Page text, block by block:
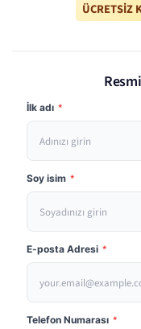
İlk adı *
Soy isim *
E-posta Adresi *
Telefon Numarası *